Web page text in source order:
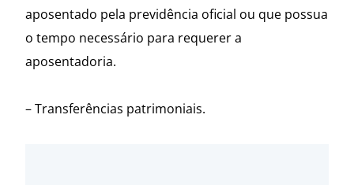
aposentado pela previdência oficial ou que possua
o tempo necessário para requerer a
aposentadoria.
– Transferências patrimoniais.